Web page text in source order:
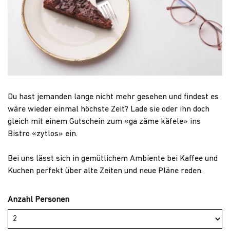
Du hast jemanden lange nicht mehr gesehen und findest es
wäre wieder einmal höchste Zeit? Lade sie oder ihn doch
gleich mit einem Gutschein zum «ga zäme käfele» ins
Bistro «zytlos» ein.
Bei uns lässt sich in gemütlichem Ambiente bei Kaffee und
Kuchen perfekt über alte Zeiten und neue Pläne reden.
Anzahl Personen